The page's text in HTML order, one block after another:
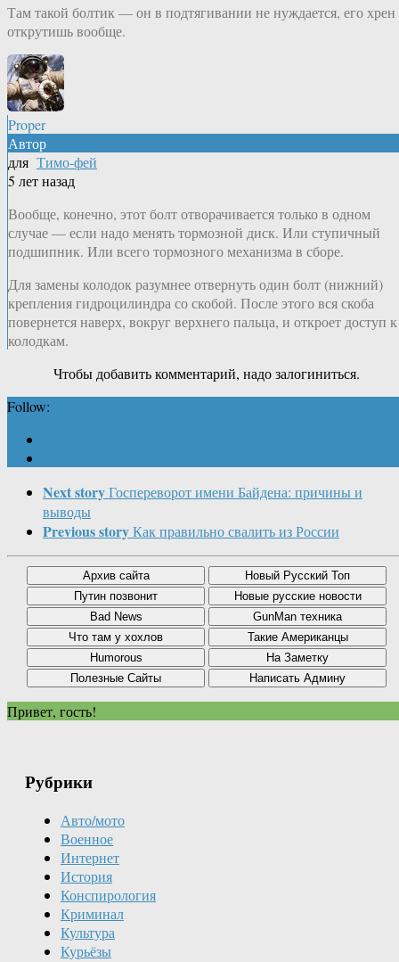
Там такой болтик — он в подтягивании не нуждается, его хрен
открутишь вообще.
Proper
Автор
для Тимо-фей
5 лет назад
Вообще, конечно, этот болт отворачивается только в одном
случае — если надо менять тормозной диск. Или ступичный
подшипник. Или всего тормозного механизма в сборе.
Для замены колодок разумнее отвернуть один болт (нижний)
крепления гидроцилиндра со скобой. После этого вся скоба
повернется наверх, вокруг верхнего пальца, и откроет доступ к
колодкам.
Чтобы добавить комментарий, надо залогиниться.
Follow:
Next storyГоспереворот имени Байдена: причины и
выводы
Previous storyКак правильно свалить из России
Привет, гость!
Рубрики
Авто/мото
Военное
Интернет
История
Конспирология
Криминал
Культура
Курьёзы